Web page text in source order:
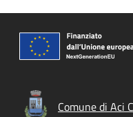
Comune di Aci